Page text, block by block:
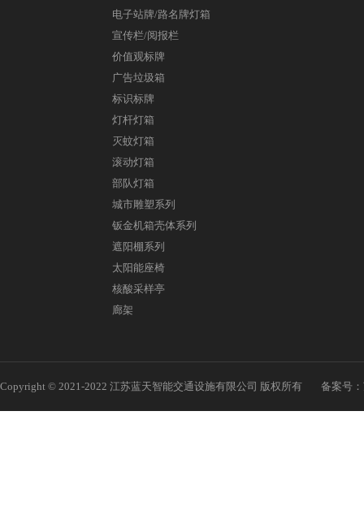
电子站牌/路名牌灯箱
宣传栏/阅报栏
价值观标牌
广告垃圾箱
标识标牌
灯杆灯箱
灭蚊灯箱
滚动灯箱
部队灯箱
城市雕塑系列
钣金机箱壳体系列
遮阳棚系列
太阳能座椅
核酸采样亭
廊架
Copyright © 2021-2022 江苏蓝天智能交通设施有限公司 版权所有 备案号